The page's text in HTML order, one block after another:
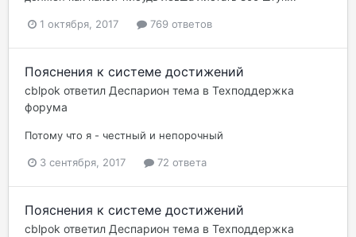
1 октября, 2017 769 ответов
Пояснения к системе достижений
cblpok ответил Деспарион тема в Техподдержка
форума
Потому что я - честный и непорочный
3 сентября, 2017 72 ответа
Пояснения к системе достижений
cblpok ответил Деспарион тема в Техподдержка